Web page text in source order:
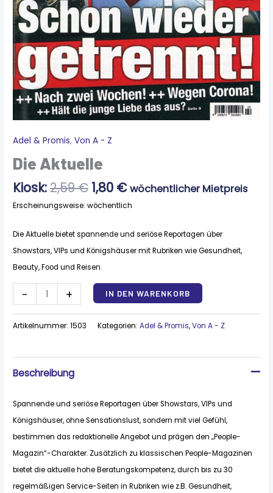
Adel & Promis,Von A - Z
Die Aktuelle
Kiosk:2,59€
Ursprünglicher
Preis
war:
2,59 €
1,80 €1,80 €.
wöchentlicher Mietpreis
Erscheinungsweise: wöchentlich
Die Aktuelle bietet spannende und seriöse Reportagen über
Showstars, VIPs und Königshäuser mit Rubriken wie Gesundheit,
Beauty, Food und Reisen.
-
Die
Aktuelle
Menge
+ IN DEN WARENKORB Alternative:
Artikelnummer:1503 Kategorien:Adel & Promis,Von A - Z
Beschreibung
Spannende und seriöse Reportagen über Showstars, VIPs und
Königshäuser, ohne Sensationslust, sondern mit viel Gefühl,
bestimmen das redaktionelle Angebot und prägen den „People-
Magazin“-Charakter. Zusätzlich zu klassischen People-Magazinen
bietet die aktuelle hohe Beratungskompetenz, durch bis zu 30
regelmäßigen Service-Seiten in Rubriken wie z.B. Gesundheit,